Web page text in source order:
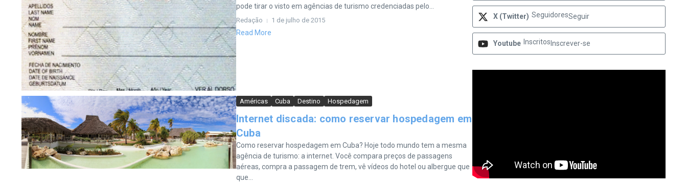
pode tirar o visto em agências de turismo credenciadas pelo...
Redação 1 de julho de 2015
Read More
Américas Cuba Destino Hospedagem
Internet discada: como reservar hospedagem em
Cuba
Como reservar hospedagem em Cuba? Hoje todo mundo tem a mesma
agência de turismo: a internet. Você compara preços de passagens
aéreas, compra a passagem de trem, vê vídeos do hotel ou albergue que
que...
X (Twitter) SeguidoresSeguir
Youtube Inscritos Inscrever-se